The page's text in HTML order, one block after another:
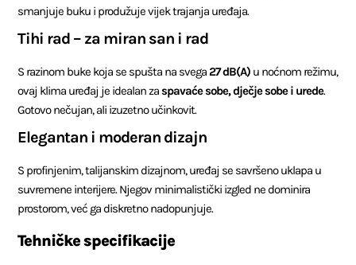
smanjuje buku i produžuje vijek trajanja uređaja.
Tihi rad – za miran san i rad
S razinom buke koja se spušta na svega27 dB(A) u noćnom režimu,
ovaj klima uređaj je idealan zaspavaće sobe, dječje sobe i urede.
Gotovo nečujan, ali izuzetno učinkovit.
Elegantan i moderan dizajn
S profinjenim, talijanskim dizajnom, uređaj se savršeno uklapa u
suvremene interijere. Njegov minimalistički izgled ne dominira
prostorom, već ga diskretno nadopunjuje.
Tehničke specifikacije